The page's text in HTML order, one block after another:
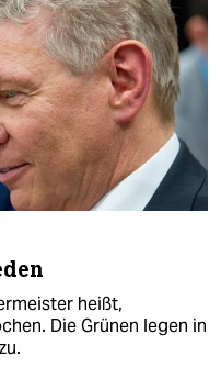
heißt,
Die Grünen legen in